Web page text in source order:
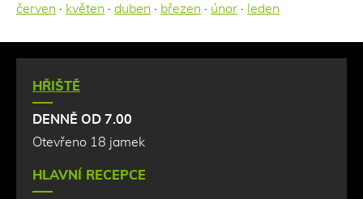
červen · květen · duben · březen · únor · leden
HŘIŠTĚ
DENNĚ OD 7.00
Otevřeno 18 jamek
HLAVNÍ RECEPCE